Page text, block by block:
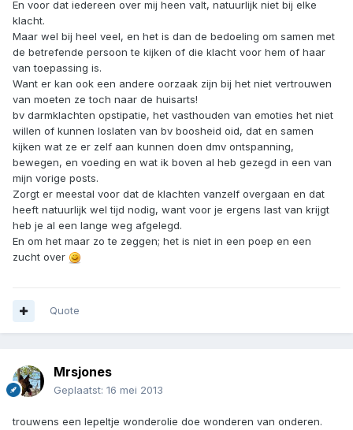
En voor dat iedereen over mij heen valt, natuurlijk niet bij elke
klacht.
Maar wel bij heel veel, en het is dan de bedoeling om samen met
de betrefende persoon te kijken of die klacht voor hem of haar
van toepassing is.
Want er kan ook een andere oorzaak zijn bij het niet vertrouwen
van moeten ze toch naar de huisarts!
bv darmklachten opstipatie, het vasthouden van emoties het niet
willen of kunnen loslaten van bv boosheid oid, dat en samen
kijken wat ze er zelf aan kunnen doen dmv ontspanning,
bewegen, en voeding en wat ik boven al heb gezegd in een van
mijn vorige posts.
Zorgt er meestal voor dat de klachten vanzelf overgaan en dat
heeft natuurlijk wel tijd nodig, want voor je ergens last van krijgt
heb je al een lange weg afgelegd.
En om het maar zo te zeggen; het is niet in een poep en een
zucht over
Quote
Mrsjones
Geplaatst: 16 mei 2013
trouwens een lepeltje wonderolie doe wonderen van onderen.